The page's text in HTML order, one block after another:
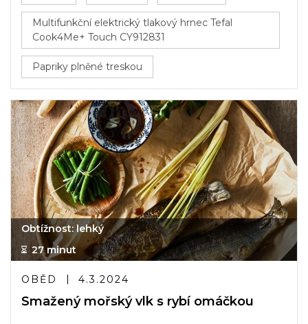
Multifunkční elektrický tlakový hrnec Tefal
Cook4Me+ Touch CY912831
Papriky plněné treskou
Obtížnost: lehký
27 minut
OBĚD 4.3.2024
Smažený mořský vlk s rybí omáčkou